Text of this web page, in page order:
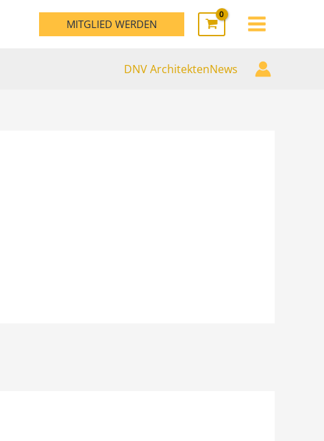
MITGLIED WERDEN
MAIN
DNV ArchitektenNews